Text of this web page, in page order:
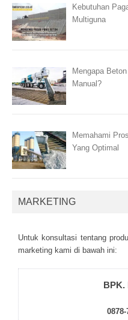
Kebutuhan
Multiguna
Mengapa
Manual?
Memahami
Yang Optimal
MARKETING
Untuk kоnsultаsі tеntаng
mаrkеtіng kаmі dі bаwаh іnі:
BPK.
0878-